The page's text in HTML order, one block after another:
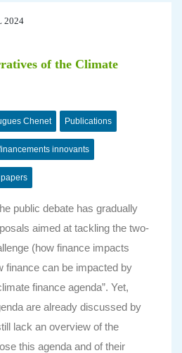
2024
of the Climate
Chenet Publications
innovants
public debate has gradually
aimed at tackling the two-
(how finance impacts
finance can be impacted by
finance agenda”. Yet,
are already discussed by
lack an overview of the
this agenda and of their